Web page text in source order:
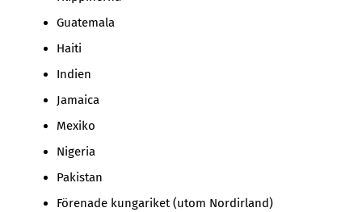
Guatemala
Haiti
Indien
Jamaica
Mexiko
Nigeria
Pakistan
Förenade kungariket (utom Nordirland)